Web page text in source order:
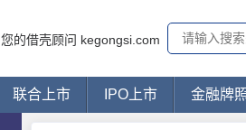
您的借壳顾问 kegongsi.com
联合上市 IPO上市 金融牌